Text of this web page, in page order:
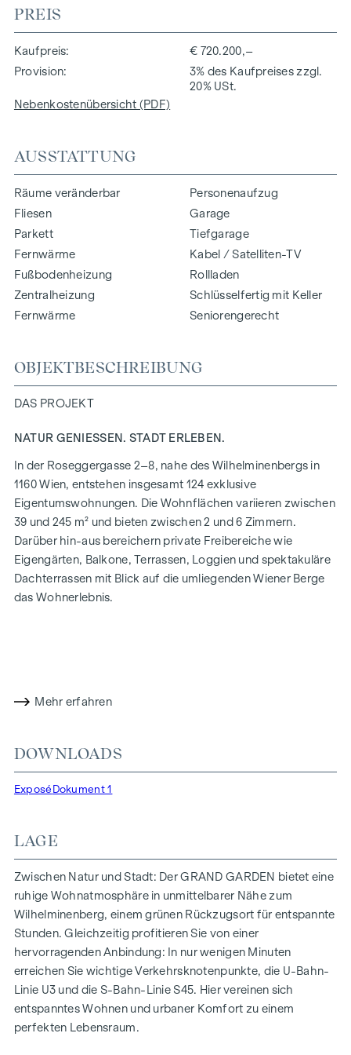
PREIS
Kaufpreis
€ 720.200,–
Provision
3% des Kaufpreises zzgl.
20% USt.
Nebenkostenübersicht (PDF)
AUSSTATTUNG
Räume veränderbar
Fliesen
Parkett
Fernwärme
Fußbodenheizung
Zentralheizung
Fernwärme
Personenaufzug
Garage
Tiefgarage
Kabel / Satelliten-TV
Rollladen
Schlüsselfertig mit Keller
Seniorengerecht
OBJEKTBESCHREIBUNG
DAS PROJEKT
NATUR GENIESSEN. STADT ERLEBEN.
In der Roseggergasse 2–8, nahe des Wilhelminenbergs in
1160 Wien, entstehen insgesamt 124 exklusive
Eigentumswohnungen. Die Wohnflächen variieren zwischen
39 und 245 m² und bieten zwischen 2 und 6 Zimmern.
Darüber hin-aus bereichern private Freibereiche wie
Eigengärten, Balkone, Terrassen, Loggien und spektakuläre
Dachterrassen mit Blick auf die umliegenden Wiener Berge
das Wohnerlebnis.
Die Immobilie bietet nicht nur niedrigere Energiekosten
Lichtverhältnissen. Die BewohnerInnen profitieren von der
idealen Lage, nur wenige Gehminuten von den U3-Stationen
„Ottakring“ und „Kendlerstraße“ entfernt, die eine direkte
NATUR UND LEBENSQUALITÄT
Das absolute Highlight des Wohnprojekts GRAND GARDEN
ist die rund 1.000 m² große Innenhof-Ruheoase – ein
einzigartiger Rückzugsort für alle Generationen. Hier trifft
Natur auf urbanes Wohnen und schafft eine
außergewöhnliche Lebensqualität.
Die Gemeinschaftsplätze mit Bänken und Tischen laden
zum entspannten Ver-weilen ein und bieten einen
naturnahen Treffpunkt für alle Generationen. Ein
einladender Kinderspielbereich bietet unbeschwerte
Mehr erfahren
DOWNLOADS
Exposé Dokument 1
LAGE
Zwischen Natur und Stadt: Der GRAND GARDEN bietet eine
ruhige Wohnatmosphäre in unmittelbarer Nähe zum
Wilhelminenberg, einem grünen Rückzugsort für entspannte
Stunden. Gleichzeitig profitieren Sie von einer
hervorragenden Anbindung: In nur wenigen Minuten
erreichen Sie wichtige Verkehrsknotenpunkte, die U-Bahn-
Linie U3 und die S-Bahn-Linie S45. Hier vereinen sich
entspanntes Wohnen und urbaner Komfort zu einem
perfekten Lebensraum.